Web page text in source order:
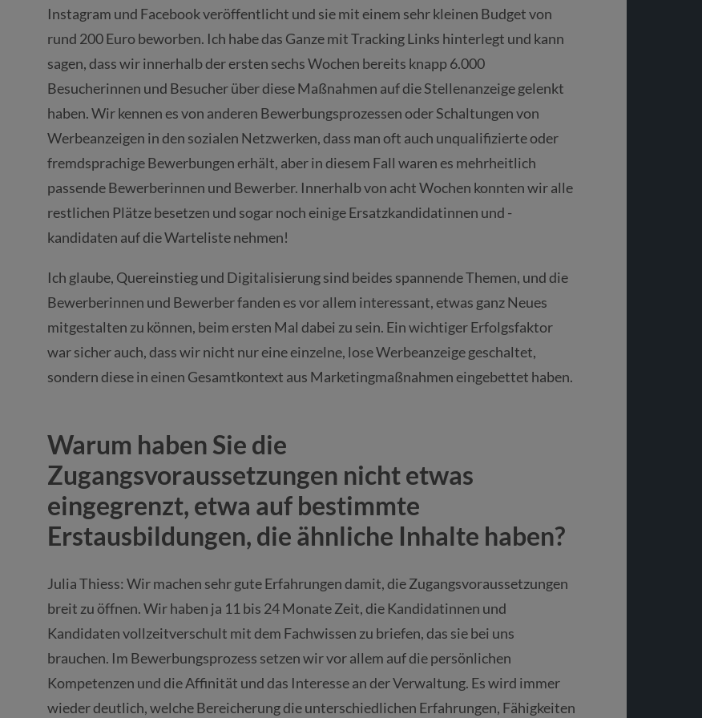
Instagram und Facebook veröffentlicht und sie mit einem sehr kleinen Budget von
rund 200 Euro beworben. Ich habe das Ganze mit Tracking Links hinterlegt und kann
sagen, dass wir innerhalb der ersten sechs Wochen bereits knapp 6.000
Besucherinnen und Besucher über diese Maßnahmen auf die Stellenanzeige gelenkt
haben. Wir kennen es von anderen Bewerbungsprozessen oder Schaltungen von
Werbeanzeigen in den sozialen Netzwerken, dass man oft auch unqualifizierte oder
fremdsprachige Bewerbungen erhält, aber in diesem Fall waren es mehrheitlich
passende Bewerberinnen und Bewerber. Innerhalb von acht Wochen konnten wir alle
restlichen Plätze besetzen und sogar noch einige Ersatzkandidatinnen und -
kandidaten auf die Warteliste nehmen!
Ich glaube, Quereinstieg und Digitalisierung sind beides spannende Themen, und die
Bewerberinnen und Bewerber fanden es vor allem interessant, etwas ganz Neues
mitgestalten zu können, beim ersten Mal dabei zu sein. Ein wichtiger Erfolgsfaktor
war sicher auch, dass wir nicht nur eine einzelne, lose Werbeanzeige geschaltet,
sondern diese in einen Gesamtkontext aus Marketingmaßnahmen eingebettet haben.
Warum haben Sie die
Zugangsvoraussetzungen nicht etwas
eingegrenzt, etwa auf bestimmte
Erstausbildungen, die ähnliche Inhalte haben?
Julia Thiess: Wir machen sehr gute Erfahrungen damit, die Zugangsvoraussetzungen
breit zu öffnen. Wir haben ja 11 bis 24 Monate Zeit, die Kandidatinnen und
Kandidaten vollzeitverschult mit dem Fachwissen zu briefen, das sie bei uns
brauchen. Im Bewerbungsprozess setzen wir vor allem auf die persönlichen
Kompetenzen und die Affinität und das Interesse an der Verwaltung. Es wird immer
wieder deutlich, welche Bereicherung die unterschiedlichen Erfahrungen, Fähigkeiten